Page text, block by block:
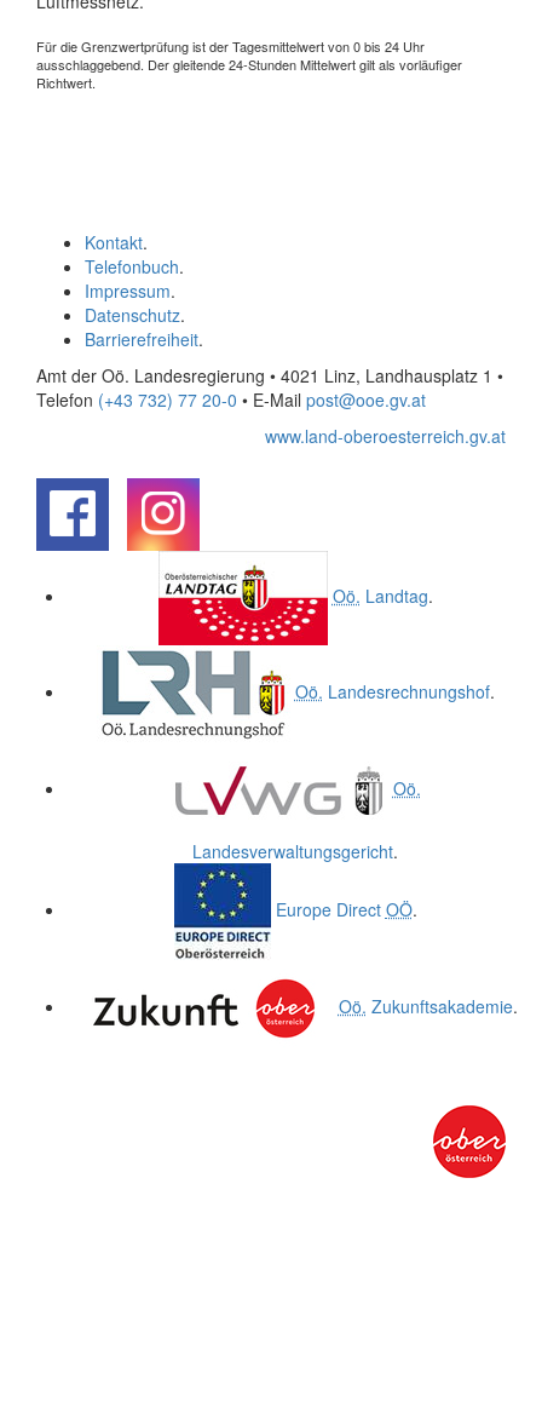
Für die Grenzwertprüfung ist der Tagesmittelwert von 0 bis 24 Uhr
ausschlaggebend. Der gleitende 24-Stunden Mittelwert gilt als vorläufiger
Richtwert.
Kontakt.
Telefonbuch.
Impressum.
Datenschutz.
Barrierefreiheit.
Amt der Oö. Landesregierung • 4021 Linz, Landhausplatz 1 •
Telefon (+43 732) 77 20-0 • E-Mail post@ooe.gv.at
www.land-oberoesterreich.gv.at
Oö. Landtag.
Oö. Landesrechnungshof.
Oö.
Landesverwaltungsgericht.
Europe Direct OÖ.
Oö. Zukunftsakademie.